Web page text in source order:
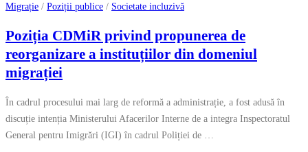
Migrație / Poziții publice / Societate incluzivă
Poziția CDMiR privind propunerea de
reorganizare a instituțiilor din domeniul
migrației
În cadrul procesului mai larg de reformă a administrație, a fost adusă în
discuție intenția Ministerului Afacerilor Interne de a integra Inspectoratul
General pentru Imigrări (IGI) în cadrul Poliției de …